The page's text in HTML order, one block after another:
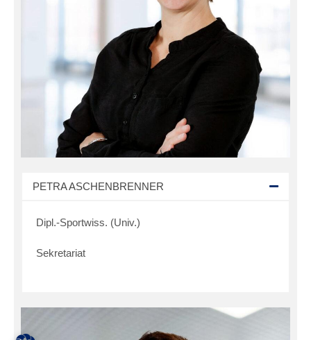
PETRA ASCHENBRENNER
Dipl.-Sportwiss. (Univ.)
Sekretariat